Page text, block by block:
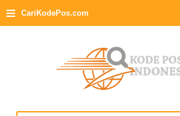
≡ CariKodePos.com